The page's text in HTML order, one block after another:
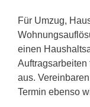
Für Umzug,
einen
Auftragsarbeiten
aus.
Termin ebenso